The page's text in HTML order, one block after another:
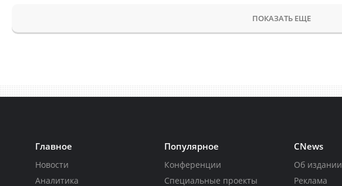
ПОКАЗАТЬ ЕЩЕ
Главное
Новости
Аналитика
Популярное
Конференции
Специальные проекты
CNews
Об издании
Реклама